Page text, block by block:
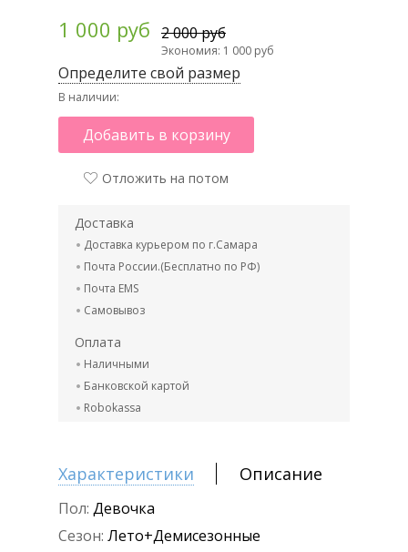
1 000 руб 2 000 руб
Экономия: 1 000 руб
Определите свой размер
В наличии:
Добавить в корзину
Отложить на потом
Доставка
Доставка курьером по г.Самара
Почта России.(Бесплатно по РФ)
Почта EMS
Самовывоз
Оплата
Наличными
Банковской картой
Robokassa
Характеристики Описание
Пол: Девочка
Сезон: Лето+Демисезонные